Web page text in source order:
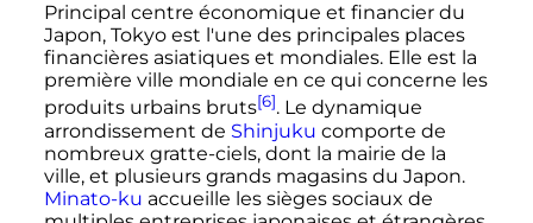
Principal centre économique et financier du
Japon, Tokyo est l'une des principales places
financières asiatiques et mondiales. Elle est la
première ville mondiale en ce qui concerne les
produits urbains bruts[6]. Le dynamique
arrondissement de Shinjuku comporte de
nombreux gratte-ciels, dont la mairie de la
ville, et plusieurs grands magasins du Japon.
Minato-ku accueille les sièges sociaux de